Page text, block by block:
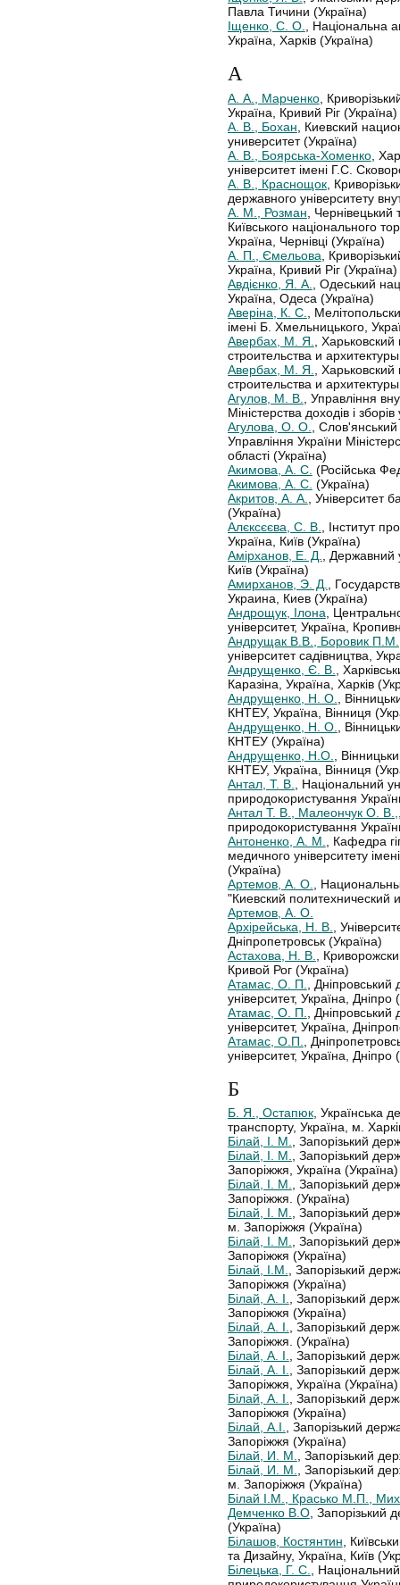
Павла Тичини (Україна)
Іщенко, С. О.
, Національна
Україна, Харків (Україна)
А
А. А., Марченко,
Україна, Кривий Ріг (Україна)
А. В., Бохан , Киевский
университет (Україна)
А. В., Боярська-Хоменко,
університет імені Г.С.
А. В., Краснощок,
державного університету
А. М., Розман ,
Київського національного
Україна, Чернівці (Україна)
А. П., Ємельова ,
Україна, Кривий Ріг (Україна)
Авдієнко, Я. А.
, Одеський
Україна, Одеса (Україна)
Аверіна, К. С.
,
імені Б. Хмельницького,
Авербах, М. Я.
,
строительства и
Авербах, М. Я.
,
строительства и
Агулов, М. В.
, Управління
Міністерства доходів і
Агулова, О. О.
, Слов'янський
Управління України
області (Україна)
Акимова, А. С. (Російська
Акимова, А. С. (Україна)
Акритов, А. А.
, Університет
(Україна)
Алєксєєва, С. В.
, Інститут
Україна, Київ (Україна)
Амірханов, Е. Д.
, Державний
Київ (Україна)
Амирханов, Э. Д.
,
Украина, Киев (Україна)
Андрощук, Ілона ,
університет, Україна,
Андрущак В.В., Боровик
університет садівництва,
Андрущенко, Є. В.
,
Каразіна, Україна, Харків
Андрущенко, Н. О.
,
КНТЕУ, Україна, Вінниця
Андрущенко, Н. О.
,
КНТЕУ (Україна)
Андрущенко, Н.О.
,
КНТЕУ, Україна, Вінниця
Антал, Т. В.
, Національний
природокористування
Антал Т. В., Малеончук О. В.,
природокористування
Антоненко, А. М.
, Кафедра
медичного університету
(Україна)
Артемов, А. О.
,
"Киевский политехнический
Артемов, А. О.
Архірейська, Н. В.
,
Дніпропетровськ (Україна)
Астахова, Н. В.
,
Кривой Рог (Україна)
Атамас, О. П.
,
університет, Україна, Дніпро
Атамас, О. П.
,
університет, Україна,
Атамас, О.П.
,
університет, Україна, Дніпро
Б
Б. Я., Остапюк, Українська
транспорту, Україна, м.
Білай, І. М., Запорізький
Білай, І. М., Запорізький
Запоріжжя, Україна (Україна)
Білай, І. М., Запорізький
Запоріжжя. (Україна)
Білай, І. М., Запорізький
м. Запоріжжя (Україна)
Білай, І. М., Запорізький
Запоріжжя (Україна)
Білай, І.М., Запорізький
Запоріжжя (Україна)
Білай, А. І., Запорізький
Запоріжжя (Україна)
Білай, А. І., Запорізький
Запоріжжя. (Україна)
Білай, А. І., Запорізький
Білай, А. І., Запорізький
Запоріжжя, Україна (Україна)
Білай, А. І., Запорізький
Запоріжжя (Україна)
Білай, А.І., Запорізький
Запоріжжя (Україна)
Білай, И. М., Запорізький
Білай, И. М., Запорізький
м. Запоріжжя (Україна)
Білай І.М., Красько М.П.,
Демченко В.О, Запорізький
(Україна)
Білашов, Костянтин,
та Дизайну, Україна, Київ
Білецька, Г. С., Національний